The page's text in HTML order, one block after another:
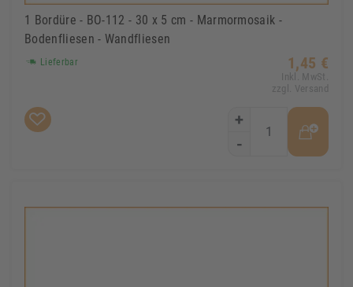
1 Bordüre - BO-112 - 30 x 5 cm - Marmormosaik -
Bodenfliesen - Wandfliesen
Lieferbar 1,45 €
Inkl. MwSt.
zzgl. Versand
+
-